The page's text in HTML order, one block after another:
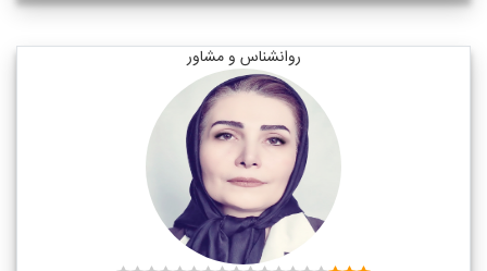
روانشناس و مشاور